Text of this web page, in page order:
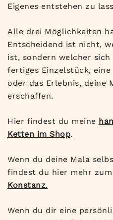
Eigenes entstehen zu
Alle drei Möglichkeiten
Entscheidend ist nicht,
ist, sondern welcher
fertiges Einzelstück,
oder das Erlebnis, deine
erschaffen.
Hier findest du meine
Ketten im Shop.
Wenn du deine Mala
findest du hier mehr zum
Konstanz.
Wenn du dir eine